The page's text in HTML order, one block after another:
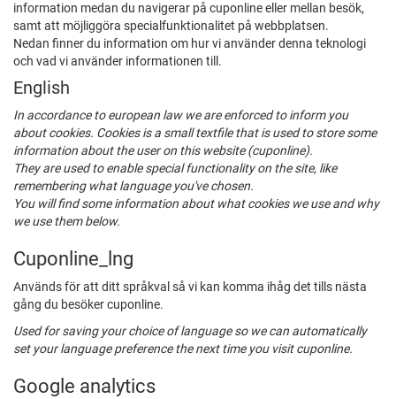
information medan du navigerar på cuponline eller mellan besök,
samt att möjliggöra specialfunktionalitet på webbplatsen.
Nedan finner du information om hur vi använder denna teknologi
och vad vi använder informationen till.
English
In accordance to european law we are enforced to inform you
about cookies. Cookies is a small textfile that is used to store some
information about the user on this website (cuponline).
They are used to enable special functionality on the site, like
remembering what language you've chosen.
You will find some information about what cookies we use and why
we use them below.
Cuponline_lng
Används för att ditt språkval så vi kan komma ihåg det tills nästa
gång du besöker cuponline.
Used for saving your choice of language so we can automatically
set your language preference the next time you visit cuponline.
Google analytics